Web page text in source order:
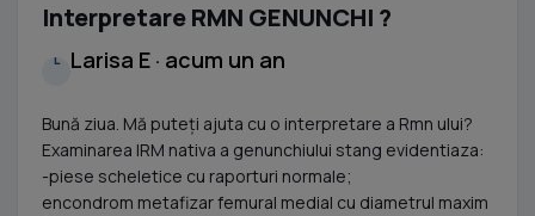
Interpretare RMN GENUNCHI ?
L Larisa E · acum un an
Bună ziua. Mă puteți ajuta cu o interpretare a Rmn ului?
Examinarea IRM nativa a genunchiului stang evidentiaza:
-piese scheletice cu raporturi normale;
encondrom metafizar femural medial cu diametrul maxim